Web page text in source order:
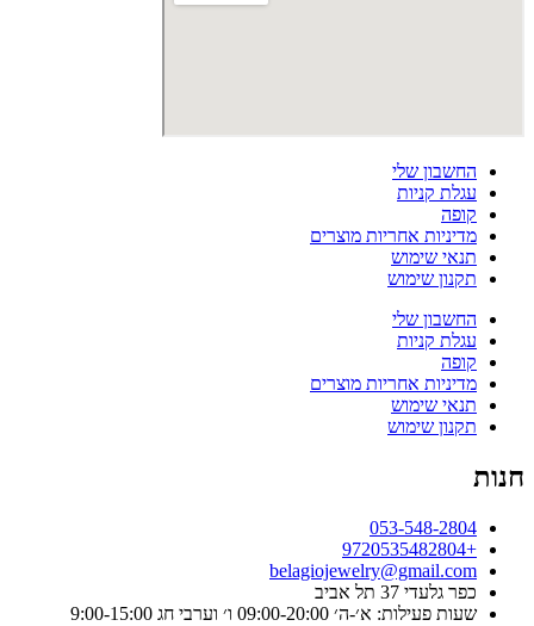
החשבון שלי
עגלת קניות
קופה
מדיניות אחריות מוצרים
תנאי שימוש
תקנון שימוש
החשבון שלי
עגלת קניות
קופה
מדיניות אחריות מוצרים
תנאי שימוש
תקנון שימוש
חנות
053-548-2804
+9720535482804
belagiojewelry@gmail.com
כפר גלעדי 37 תל אביב
שעות פעילות: א׳-ה׳ 09:00-20:00 ו׳ וערבי חג 9:00-15:00